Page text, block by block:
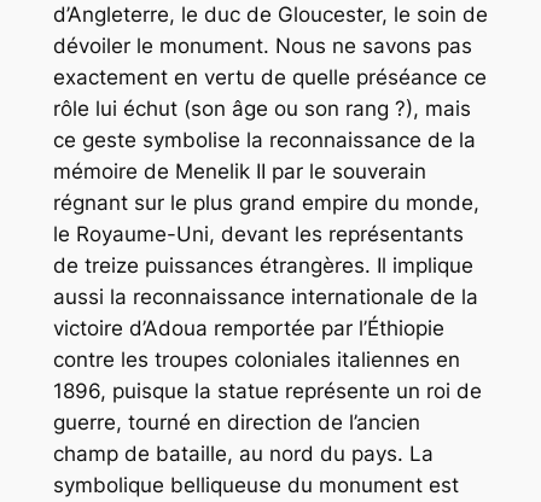
d’Angleterre, le duc de Gloucester, le soin de
dévoiler le monument. Nous ne savons pas
exactement en vertu de quelle préséance ce
rôle lui échut (son âge ou son rang ?), mais
ce geste symbolise la reconnaissance de la
mémoire de Menelik II par le souverain
régnant sur le plus grand empire du monde,
le Royaume-Uni, devant les représentants
de treize puissances étrangères. Il implique
aussi la reconnaissance internationale de la
victoire d’Adoua remportée par l’Éthiopie
contre les troupes coloniales italiennes en
1896, puisque la statue représente un roi de
guerre, tourné en direction de l’ancien
champ de bataille, au nord du pays. La
symbolique belliqueuse du monument est